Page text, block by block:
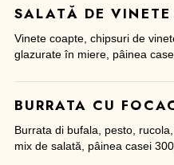
SALATĂ DE VINETE
Vinete coapte, chipsuri de
glazurate în miere, pâinea
BURRATA CU
Burrata di bufala, pesto,
mix de salată, pâinea casei